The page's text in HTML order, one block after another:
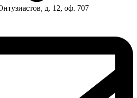
д. 12, оф. 707